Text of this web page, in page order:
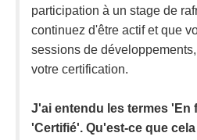
participation à un stage de
continuez d'être actif et que
sessions de
votre certification.
J'ai entendu les termes 'En
'Certifié'. Qu'est-ce que